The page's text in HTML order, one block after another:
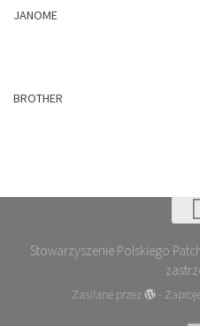
JANOME
BROTHER
Stowarzyszenie Polskiego
Zasilane przez -